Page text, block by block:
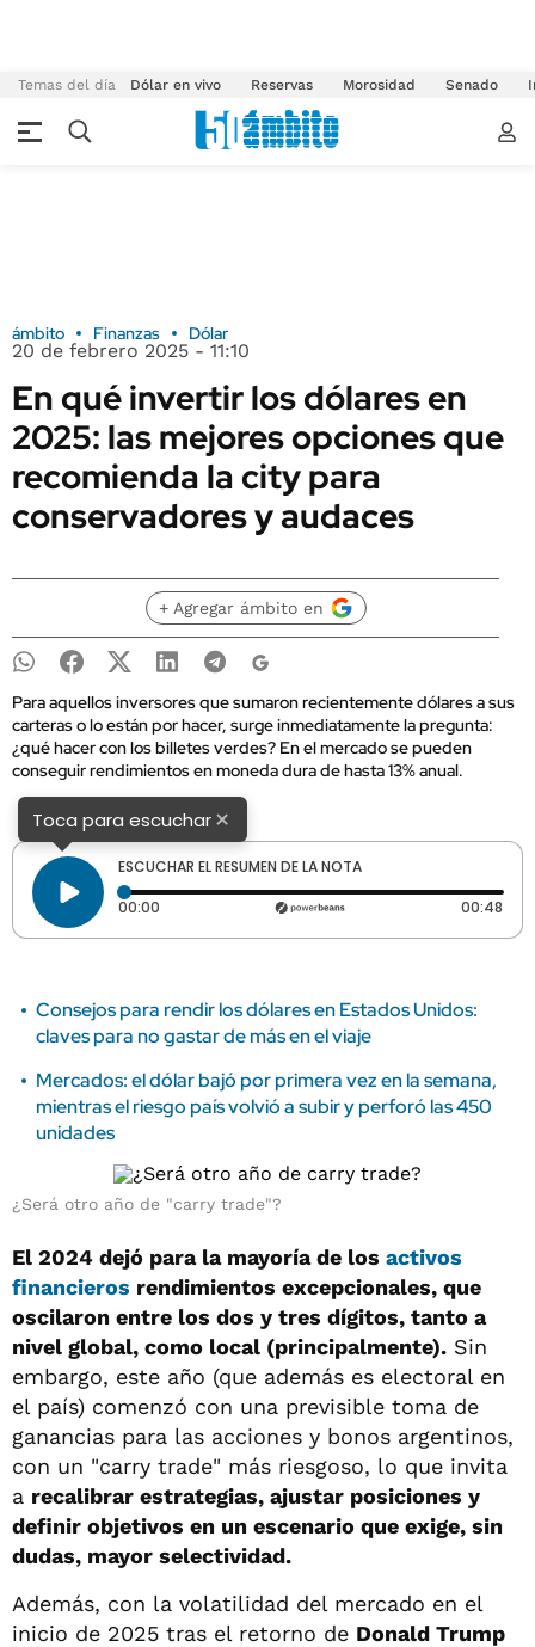
Temas del día Dólar en vivo Reservas Morosidad Senado
ámbito Finanzas Dólar
20 de febrero 2025 - 11:10
En qué invertir los dólares en
2025: las mejores opciones que
recomienda la city para
conservadores y audaces
+ Agregar ámbito en
Para aquellos inversores que sumaron recientemente dólares a sus
carteras o lo están por hacer, surge inmediatamente la pregunta:
¿qué hacer con los billetes verdes? En el mercado se pueden
conseguir rendimientos en moneda dura de hasta 13% anual.
Toca para escuchar×
ESCUCHAR EL RESUMEN DE LA NOTA
00:00 Tiempo transcurrido: 0 segundos 00:48
Consejos para rendir los dólares en Estados Unidos:
claves para no gastar de más en el viaje
Mercados: el dólar bajó por primera vez en la semana,
mientras el riesgo país volvió a subir y perforó las 450
unidades
¿Será otro año de "carry trade"?
El 2024 dejó para la mayoría de los activos
financieros rendimientos excepcionales, que
oscilaron entre los dos y tres dígitos, tanto a
nivel global, como local (principalmente). Sin
embargo, este año (que además es electoral en
el país) comenzó con una previsible toma de
ganancias para las acciones y bonos argentinos,
con un "carry trade" más riesgoso, lo que invita
a recalibrar estrategias, ajustar posiciones y
definir objetivos en un escenario que exige, sin
dudas, mayor selectividad.
Además, con la volatilidad del mercado en el
inicio de 2025 tras el retorno de Donald Trump